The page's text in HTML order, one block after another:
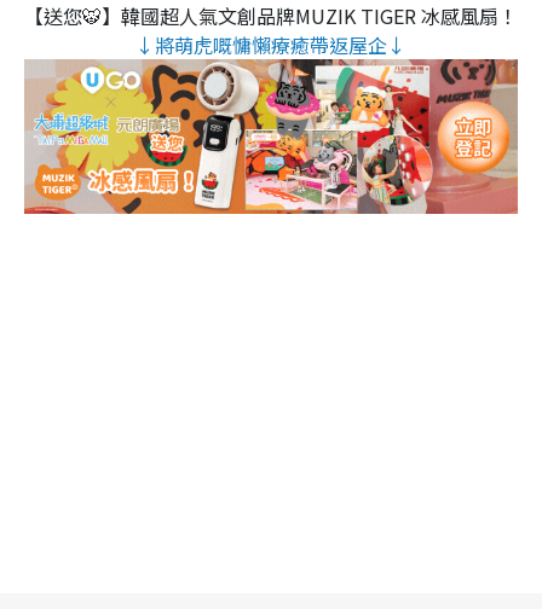
【送您🐯】韓國超人氣文創品牌MUZIK TIGER 冰感風扇！
↓將萌虎嘅慵懶療癒帶返屋企↓